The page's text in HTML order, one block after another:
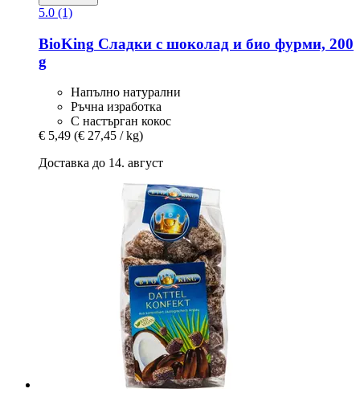
5.0 (1)
BioKing Сладки с шоколад и био фурми, 200
g
Напълно натурални
Ръчна изработка
С настърган кокос
€ 5,49 (€ 27,45 / kg)
Доставка до 14. август